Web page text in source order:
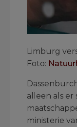
Limburg
Foto:
alleen als er
ministerie